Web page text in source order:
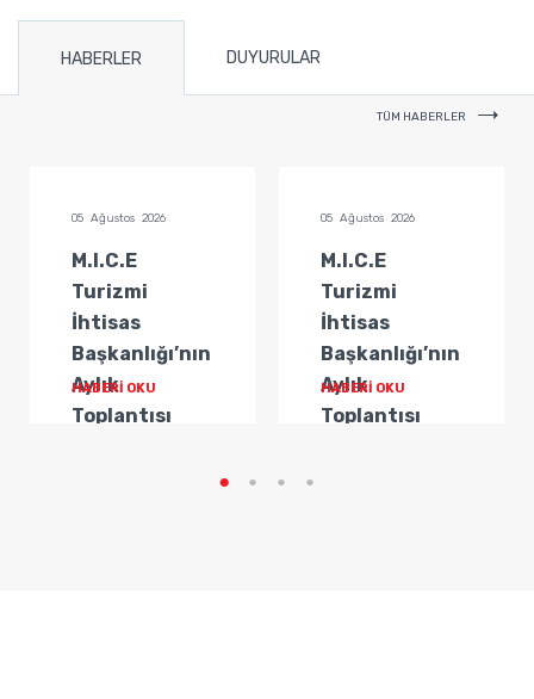
HABERLER DUYURULAR
TÜM HABERLER
05 Ağustos 2026
M.I.C.E
Turizmi
İhtisas
Başkanlığı’nın
Aylık
Toplantısı
HABERİ OKU
05 Ağustos 2026
M.I.C.E
Turizmi
İhtisas
Başkanlığı’nın
Aylık
Toplantısı
HABERİ OKU